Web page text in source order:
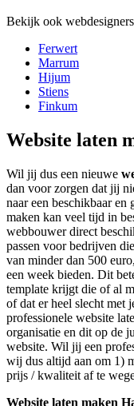
Bekijk ook
Ferwert
Marrum
Hijum
Stiens
Finkum
Website laten
Wil jij dus een nieuwe
dan voor zorgen dat jij
naar een beschikbaar en
maken kan veel tijd in
webbouwer direct
passen voor bedrijven
van minder dan 500
een week bieden. Dit
template krijgt die of al
of dat er heel slecht met
professionele website
organisatie en dit op de
website. Wil jij een
wij dus altijd aan om 1)
prijs / kwaliteit af te
Website laten maken